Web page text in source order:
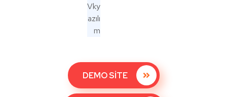
DEMO SİTE